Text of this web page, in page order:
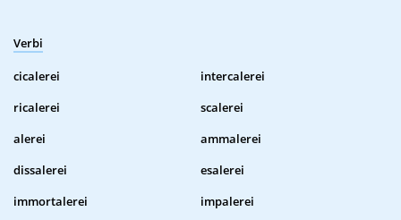
Verbi
cicalerei
intercalerei
ricalerei
scalerei
alerei
ammalerei
dissalerei
esalerei
immortalerei
impalerei